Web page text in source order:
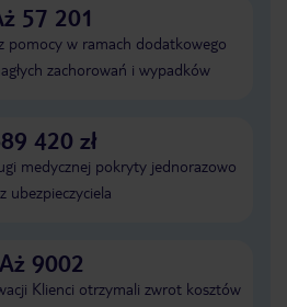
57 201
pomocy w ramach dodatkowego
zachorowań i wypadków
420 zł
medycznej pokryty jednorazowo
ubezpieczyciela
Aż 9002
Klienci otrzymali zwrot kosztów